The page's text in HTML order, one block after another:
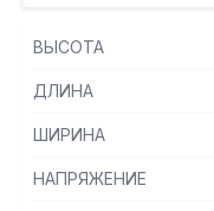
— Материал корпуса:
— Материал
— Толщина
— Панель управления:
ВЫСОТА
ДЛИНА
ШИРИНА
НАПРЯЖЕНИЕ